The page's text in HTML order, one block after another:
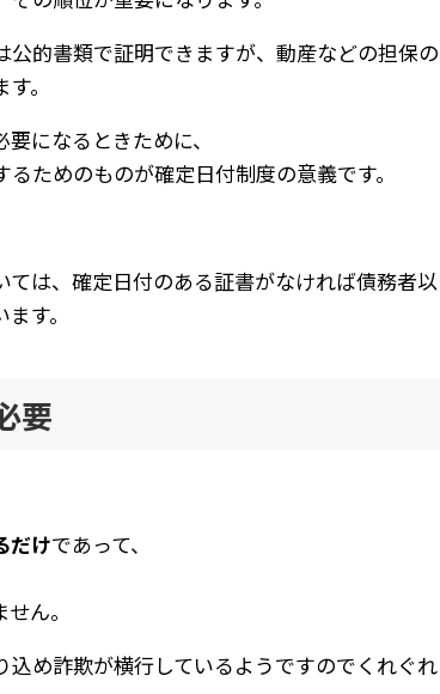
的書類で証明できますが、動産などの担保の
。
になるときために、
ためのものが確定日付制度の意義です。
は、確定日付のある証書がなければ債務者以
す。
要
だけであって、
ん。
め詐欺が横行しているようですのでくれぐれ